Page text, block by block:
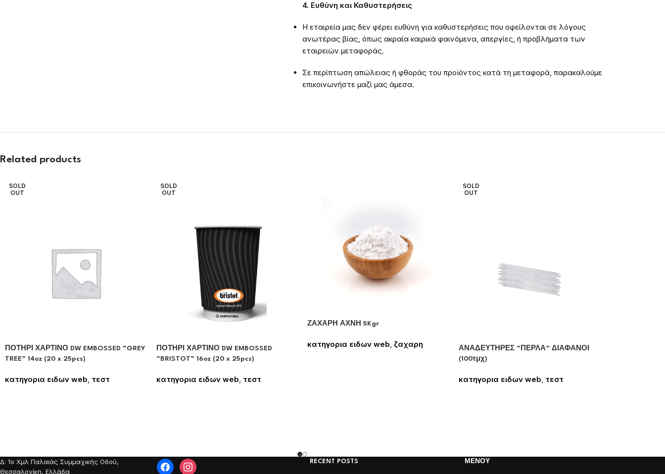
4. Ευθύνη και Καθυστερήσεις
Η εταιρεία μας δεν φέρει ευθύνη για καθυστερήσεις που οφείλονται σε λόγους
ανωτέρας βίας, όπως ακραία καιρικά φαινόμενα, απεργίες, ή προβλήματα των
εταιρειών μεταφοράς.
Σε περίπτωση απώλειας ή φθοράς του προϊόντος κατά τη μεταφορά, παρακαλούμε
επικοινωνήστε μαζί μας άμεσα.
Related products
SOLD
OUT
ΠΟΤΗΡΙ ΧΑΡΤΙΝΟ DW EMBOSSED “GREY
TREE” 14oz (20 x 25pcs)
κατηγορια ειδων web, τεστ
SOLD
OUT
ΠΟΤΗΡΙ ΧΑΡΤΙΝΟ DW EMBOSSED
“BRISTOT” 16oz (20 x 25pcs)
κατηγορια ειδων web, τεστ
ΖΑΧΑΡΗ ΑΧΝΗ 5Kgr
κατηγορια ειδων web, ζαχαρη
SOLD
OUT
ΑΝΑΔΕΥΤΗΡΕΣ “ΠΕΡΛΑ” ΔΙΑΦΑΝΟΙ
(100τμχ)
κατηγορια ειδων web, τεστ
Δ: 1o Χμλ Παλαιάς Συμμαχικής Οδού,
Θεσσαλονίκη, Ελλάδα
RECENT POSTS ΜΕΝΟΥ